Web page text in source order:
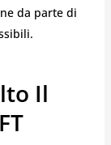
da parte di
Il